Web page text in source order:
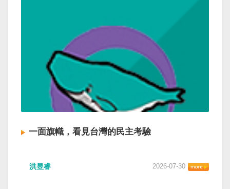
一面旗幟，看見台灣的民主考驗
洪昱睿 2026-07-30